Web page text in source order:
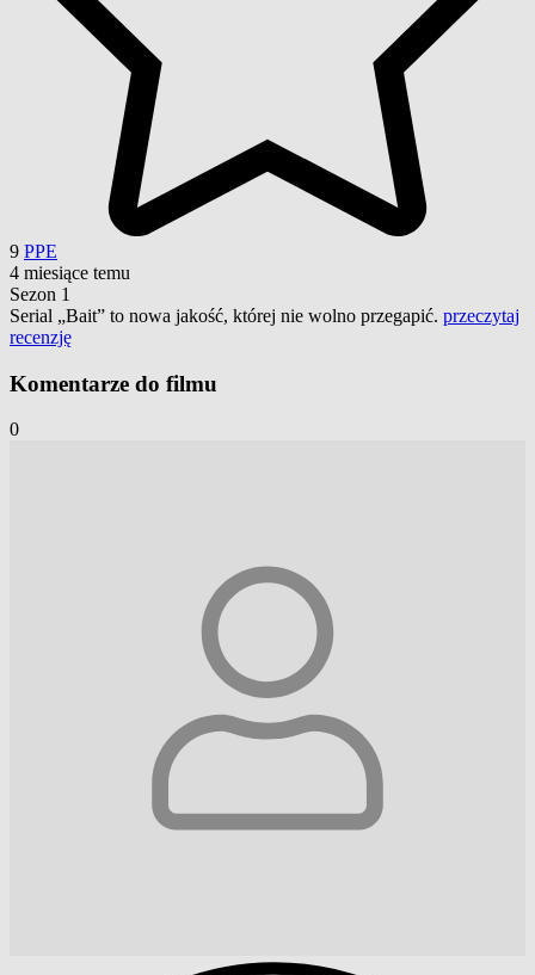
9 PPE
4 miesiące temu
Sezon 1
Serial „Bait” to nowa jakość, której nie wolno przegapić. przeczytaj
recenzję
Komentarze do filmu
0